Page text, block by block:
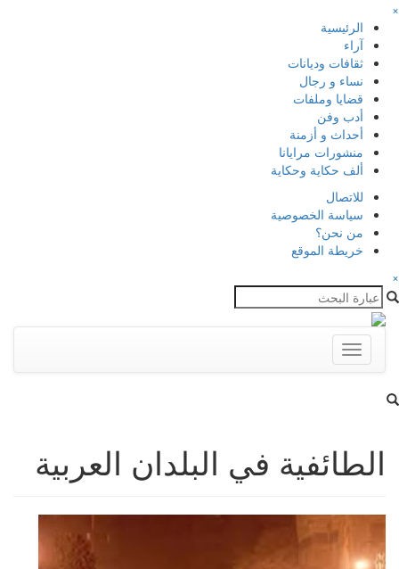
×
الرئيسية
آراء
ثقافات وديانات
نساء و رجال
قضايا وملفات
أدب وفن
أحداث و أزمنة
منشورات مرايانا
ألف حكاية وحكاية
للاتصال
سياسة الخصوصية
من نحن؟
خريطة الموقع
×
Toggle
navigation
الطائفية في البلدان العربية